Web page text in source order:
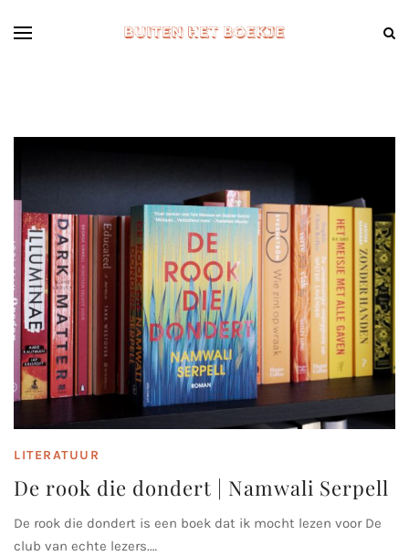
LITERATUUR
De rook die dondert | Namwali Serpell
De rook die dondert is een boek dat ik mocht lezen voor De
club van echte lezers.…